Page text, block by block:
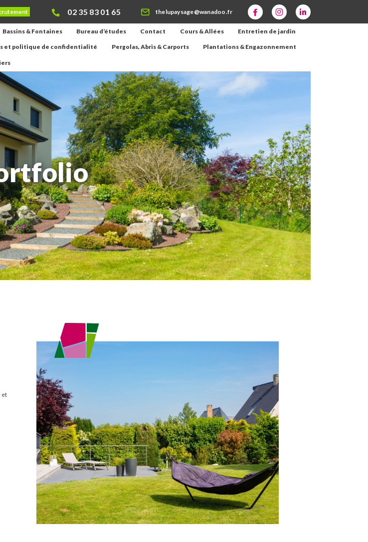
02 35 83 01 65 thelupaysage@wanadoo.fr
Bassins & Fontaines Bureau d’études Contact Cours & Allées Entretien de jardin
et politique de confidentialité Pergolas, Abris & Carports Plantations & Engazonnement
et